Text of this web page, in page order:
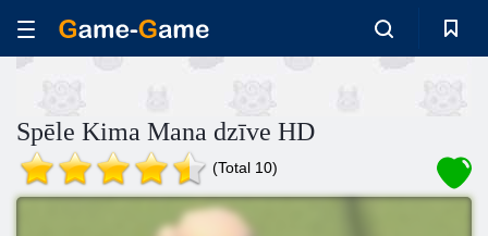
Spēle Kima Mana dzīve HD
(Total 10)